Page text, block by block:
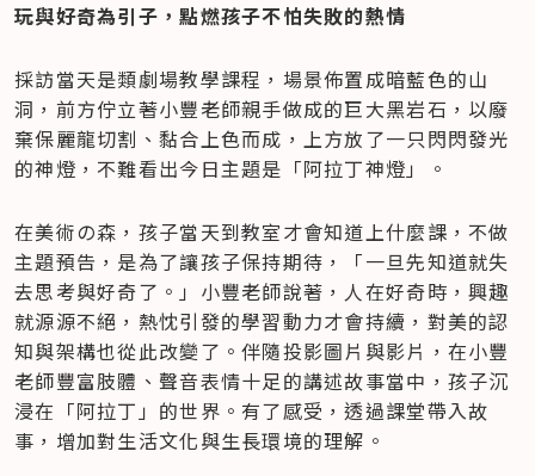
玩與好奇為引子，點燃孩子不怕失敗的熱情
採訪當天是類劇場教學課程，場景佈置成暗藍色的山
洞，前方佇立著小豐老師親手做成的巨大黑岩石，以廢
棄保麗龍切割、黏合上色而成，上方放了一只閃閃發光
的神燈，不難看出今日主題是「阿拉丁神燈」。
在美術の森，孩子當天到教室才會知道上什麼課，不做
主題預告，是為了讓孩子保持期待，「一旦先知道就失
去思考與好奇了。」小豐老師說著，人在好奇時，興趣
就源源不絕，熱忱引發的學習動力才會持續，對美的認
知與架構也從此改變了。伴隨投影圖片與影片，在小豐
老師豐富肢體、聲音表情十足的講述故事當中，孩子沉
浸在「阿拉丁」的世界。有了感受，透過課堂帶入故
事，增加對生活文化與生長環境的理解。